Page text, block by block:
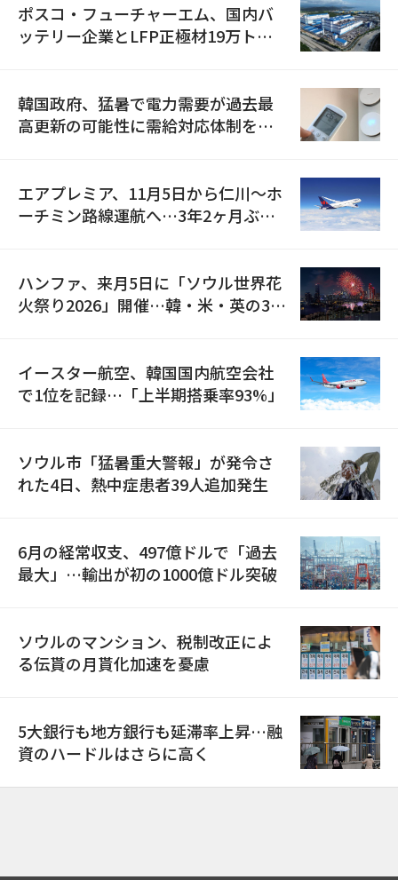
ポスコ・フューチャーエム、国内バ
ッテリー企業とLFP正極材19万トン
韓国政府、猛暑で電力需要が過去最
高更新の可能性に需給対応体制を点
エアプレミア、11月5日から仁川〜ホ
ーチミン路線運航へ…3年2ヶ月ぶり
ハンファ、来月5日に「ソウル世界花
火祭り2026」開催…韓・米・英の3カ
イースター航空、韓国国内航空会社
で1位を記録…「上半期搭乗率93%」
ソウル市「猛暑重大警報」が発令さ
れた4日、熱中症患者39人追加発生
6月の経常収支、497億ドルで「過去
最大」…輸出が初の1000億ドル突破
ソウルのマンション、税制改正によ
る伝貰の月貰化加速を憂慮
5大銀行も地方銀行も延滞率上昇…融
資のハードルはさらに高く